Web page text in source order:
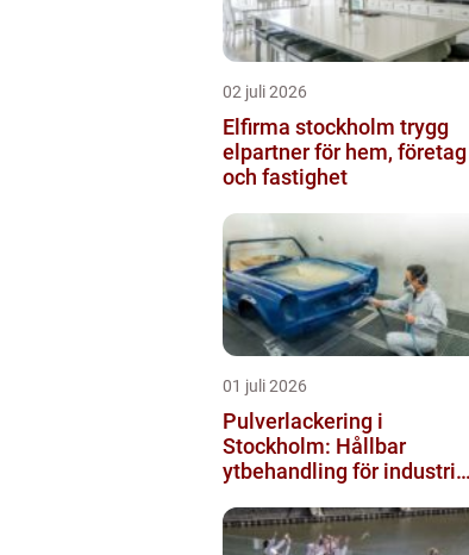
02 juli 2026
Elfirma stockholm trygg
elpartner för hem, företag
och fastighet
01 juli 2026
Pulverlackering i
Stockholm: Hållbar
ytbehandling för industri